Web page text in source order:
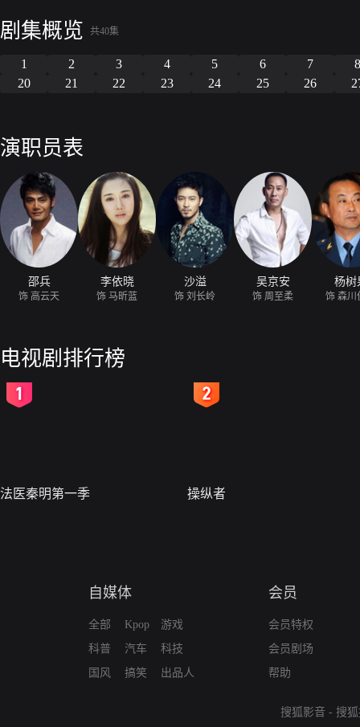
剧集概览 共40集
1 2 3 4 5 6 7
20
21 22 23 24 25 26
演职员表
邵兵
饰 高云天
李依晓
饰 马昕蓝
沙溢
饰 刘长岭
吴京安
饰 周至柔
杨树
饰 森川
电视剧排行榜
法医秦明第一季 操纵者
自媒体
全部
科普
国风
Kpop
汽车
搞笑
游戏
科技
出品人
会员
会员特权
会员剧场
帮助
搜狐影音 - 搜